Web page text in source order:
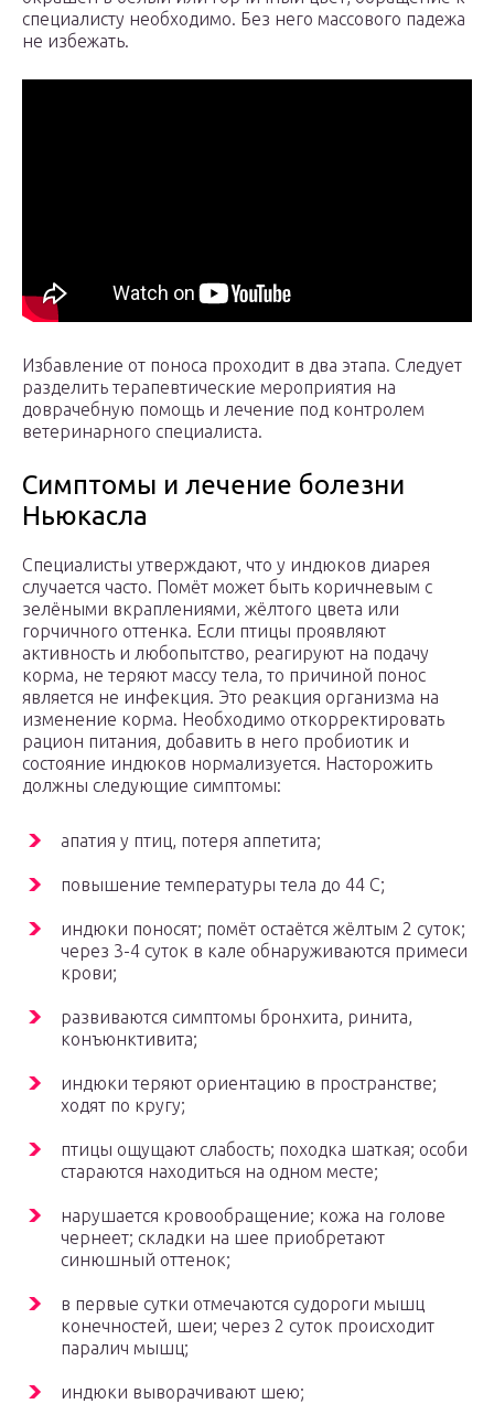
специалисту необходимо. Без него массового падежа
не избежать.
Избавление от поноса проходит в два этапа. Следует
разделить терапевтические мероприятия на
доврачебную помощь и лечение под контролем
ветеринарного специалиста.
Симптомы и лечение болезни
Ньюкасла
Специалисты утверждают, что у индюков диарея
случается часто. Помёт может быть коричневым с
зелёными вкраплениями, жёлтого цвета или
горчичного оттенка. Если птицы проявляют
активность и любопытство, реагируют на подачу
корма, не теряют массу тела, то причиной понос
является не инфекция. Это реакция организма на
изменение корма. Необходимо откорректировать
рацион питания, добавить в него пробиотик и
состояние индюков нормализуется. Насторожить
должны следующие симптомы:
апатия у птиц, потеря аппетита;
повышение температуры тела до 44 С;
индюки поносят; помёт остаётся жёлтым 2 суток;
через 3-4 суток в кале обнаруживаются примеси
крови;
развиваются симптомы бронхита, ринита,
конъюнктивита;
индюки теряют ориентацию в пространстве;
ходят по кругу;
птицы ощущают слабость; походка шаткая; особи
стараются находиться на одном месте;
нарушается кровообращение; кожа на голове
чернеет; складки на шее приобретают
синюшный оттенок;
в первые сутки отмечаются судороги мышц
конечностей, шеи; через 2 суток происходит
паралич мышц;
индюки выворачивают шею;